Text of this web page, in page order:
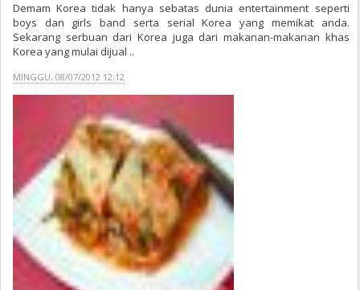
Demam Korea tidak hanya sebatas dunia entertainment seperti
boys dan girls band serta serial Korea yang memikat anda.
Sekarang serbuan dari Korea juga dari makanan-makanan khas
Korea yang mulai dijual ..
MINGGU, 08/07/2012 12:12